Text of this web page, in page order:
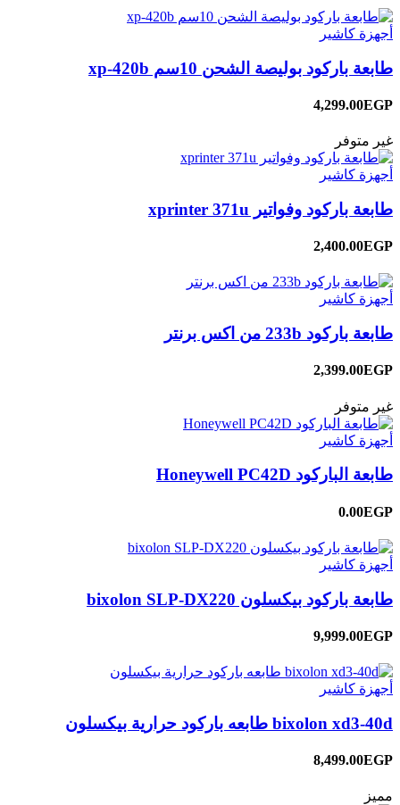
أجهزة كاشير
طابعة باركود بوليصة الشحن 10سم xp-420b
4,299.00EGP
غير متوفر
أجهزة كاشير
طابعة باركود وفواتير xprinter 371u
2,400.00EGP
أجهزة كاشير
طابعة باركود 233b من اكس برنتر
2,399.00EGP
غير متوفر
أجهزة كاشير
طابعة الباركود Honeywell PC42D
0.00EGP
أجهزة كاشير
طابعة باركود بيكسلون bixolon SLP-DX220
9,999.00EGP
أجهزة كاشير
bixolon xd3-40d طابعه باركود حرارية بيكسلون
8,499.00EGP
مميز